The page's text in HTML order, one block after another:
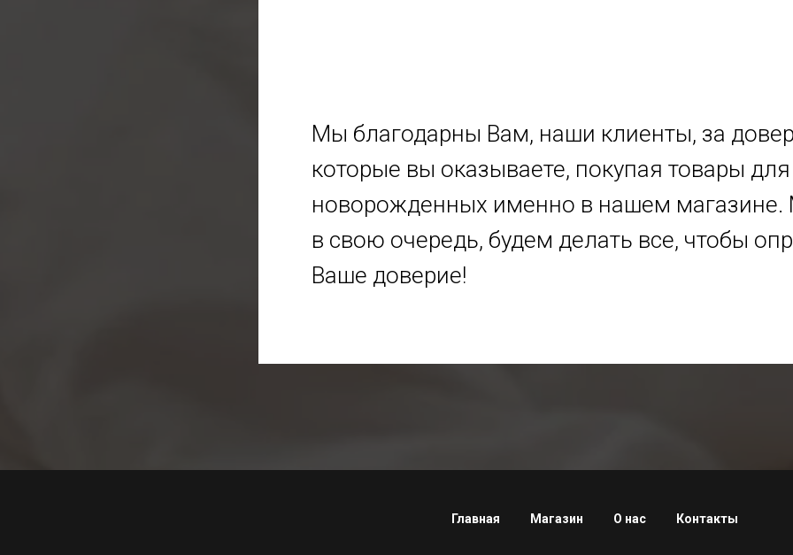
Мы благодарны Вам, наши клиенты, за
которые вы оказываете, покупая товары для
новорожденных именно в нашем
в свою очередь, будем делать все, чтобы
Ваше доверие!
Главная Магазин О нас Контакты